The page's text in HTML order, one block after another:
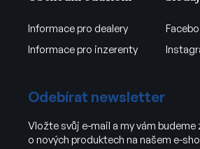
Informace pro dealery
Informace pro inzerenty
Odebírat newsletter
Vložte svůj e-mail a my vám
o nových produktech na našem e-